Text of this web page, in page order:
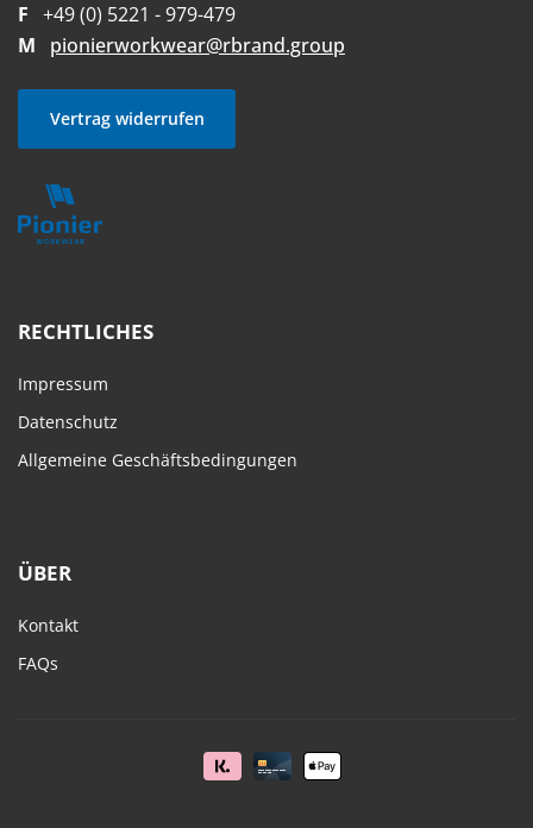
F +49 (0) 5221 - 979-479
M
pionierworkwear@rbrand.group
Vertrag widerrufen
RECHTLICHES
Impressum
Datenschutz
Allgemeine Geschäftsbedingungen
ÜBER
Kontakt
FAQs